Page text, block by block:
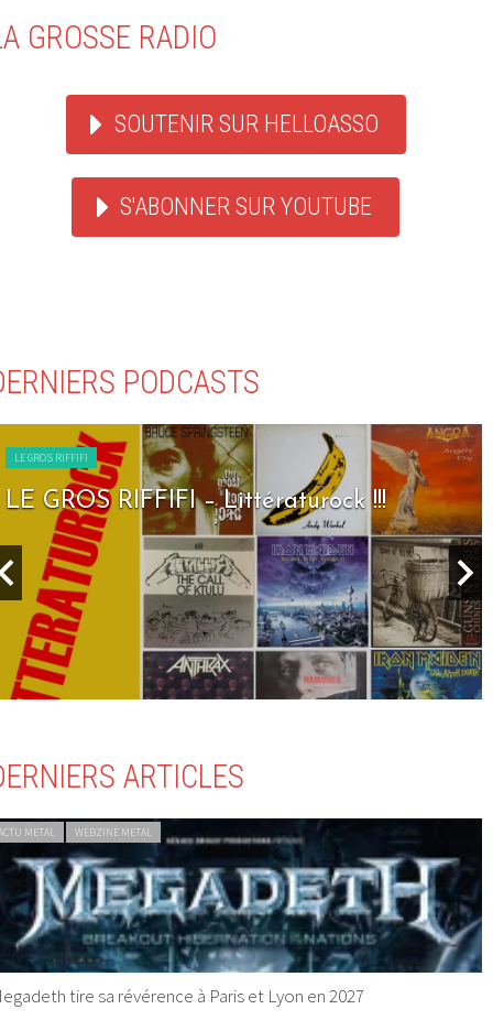
GROSSE RADIO
SOUTENIR SUR HELLOASSO
S'ABONNER SUR YOUTUBE
PODCASTS
LE GROS RIFFIFI
LE GROS RIFFIFI – Seven Days To Rock !!!
ARTICLES
METAL WEBZINE METAL
tire sa révérence à Paris et Lyon en 2027